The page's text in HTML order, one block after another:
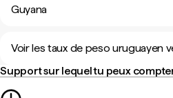
Guyana
Voir les taux de peso uruguayen
Support sur lequel tu peux